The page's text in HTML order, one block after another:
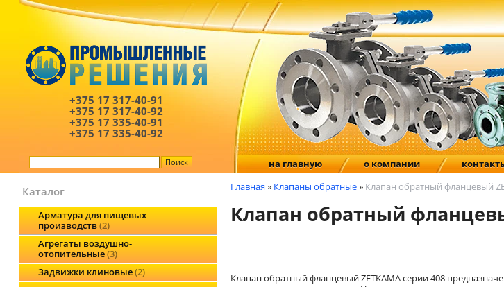
+375 17 317-40-91
+375 17 317-40-92
+375 17 335-40-91
+375 17 335-40-92
на главную о компании
Каталог
Арматура для пищевых
производств 2
Агрегаты воздушно-
отопительные 3
Задвижки клиновые 2
Главная » Клапаны обратные» Клапан обратный фланцевый
Клапан обратный
Клапан обратный фланцевый ZETKAMA серии 408